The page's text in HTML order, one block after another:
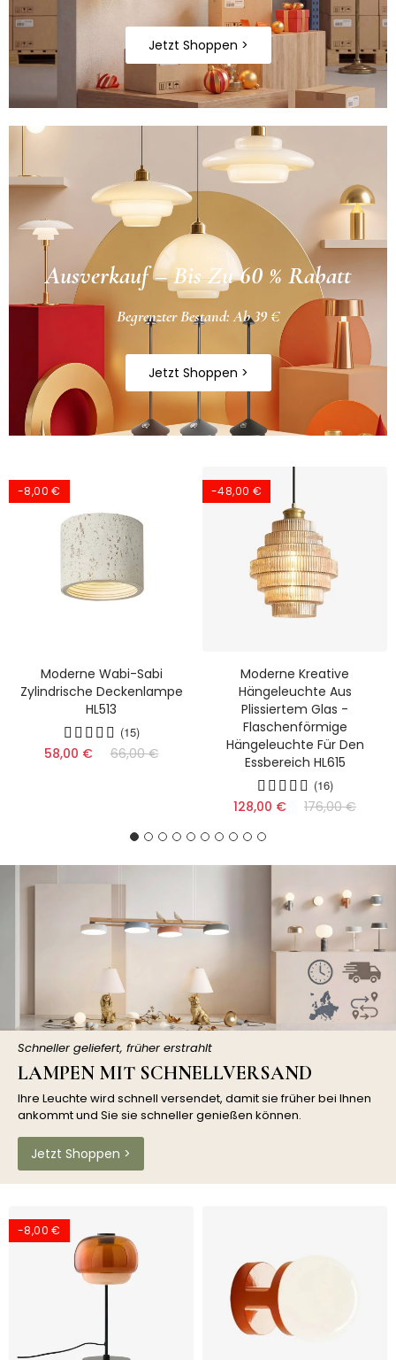
Jetzt Shoppen >
Ausverkauf – Bis Zu 60 % Rabatt
Begrenzter Bestand: Ab 39 €
Jetzt Shoppen >
-8,00 €
Moderne Wabi-Sabi
Zylindrische Deckenlampe
HL513
(15)
58,00 € 66,00 €
-48,00 €
Moderne Kreative
Hängeleuchte Aus
Plissiertem Glas -
Flaschenförmige
Hängeleuchte Für Den
Essbereich HL615
(16)
128,00 € 176,00 €
Schneller geliefert, früher erstrahlt
LAMPEN MIT SCHNELLVERSAND
Ihre Leuchte wird schnell versendet, damit sie früher bei Ihnen
ankommt und Sie sie schneller genießen können.
Jetzt Shoppen >
-8,00 €